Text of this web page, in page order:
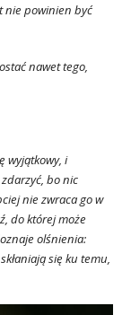
nie powinien być
nawet tego,
wyjątkowy, i
bo nic
nie zwraca go w
do której może
olśnienia:
się ku temu,